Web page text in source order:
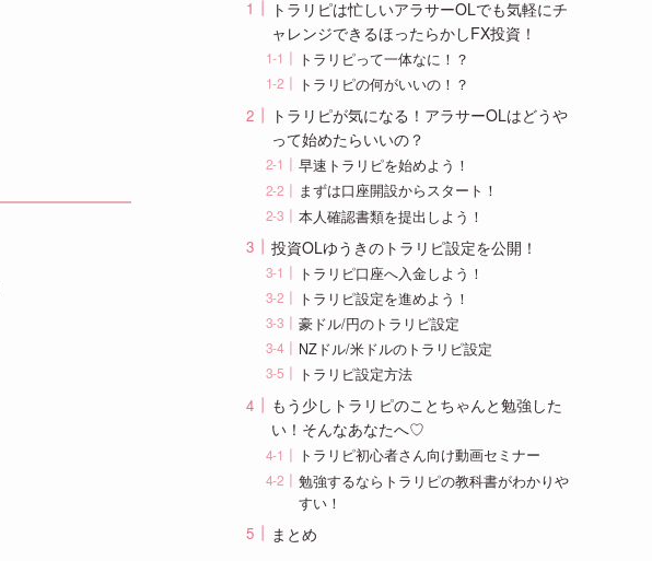
トラリピは忙しいアラサーOLでも気軽にチ
ャレンジできるほったらかしFX投資！
トラリピって一体なに！？
トラリピの何がいいの！？
トラリピが気になる！アラサーOLはどうや
って始めたらいいの？
早速トラリピを始めよう！
まずは口座開設からスタート！
本人確認書類を提出しよう！
投資OLゆうきのトラリピ設定を公開！
トラリピ口座へ入金しよう！
トラリピ設定を進めよう！
豪ドル/円のトラリピ設定
NZドル/米ドルのトラリピ設定
トラリピ設定方法
もう少しトラリピのことちゃんと勉強した
い！そんなあなたへ♡
トラリピ初心者さん向け動画セミナー
勉強するならトラリピの教科書がわかりや
すい！
まとめ